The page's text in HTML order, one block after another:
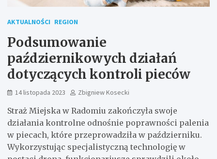
AKTUALNOŚCI REGION
Podsumowanie
październikowych działań
dotyczących kontroli pieców
14 listopada 2023 Zbigniew Kosecki
Straż Miejska w Radomiu zakończyła swoje
działania kontrolne odnośnie poprawności palenia
w piecach, które przeprowadziła w październiku.
Wykorzystując specjalistyczną technologię w